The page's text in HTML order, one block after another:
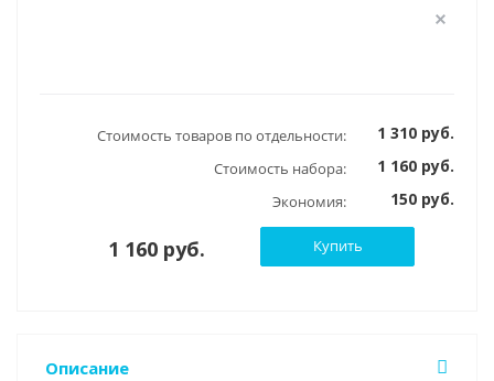
Стоимость товаров по отдельности: 1 310 руб.
Стоимость набора: 1 160 руб.
Экономия: 150 руб.
1 160 руб. Купить
Описание